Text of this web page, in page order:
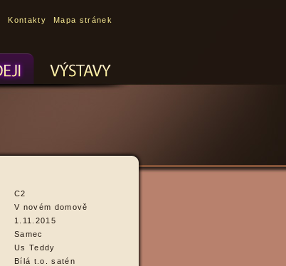
Mapa stránek
Kontakty
C2
V novém domově
1.11.2015
Samec
Us Teddy
Bílá t.o. satén